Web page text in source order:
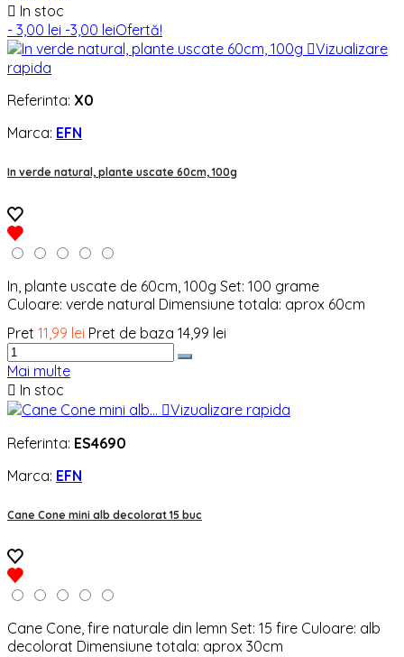
 In stoc
- 3,00 lei -3,00 leiOfertă!
Vizualizare
rapida
Referinta: X0
Marca: EFN
In verde natural, plante uscate 60cm, 100g
In, plante uscate de 60cm, 100g Set: 100 grame
Culoare: verde natural Dimensiune totala: aprox 60cm
Pret 11,99 lei Pret de baza 14,99 lei
Mai multe
 In stoc
Vizualizare rapida
Referinta: ES4690
Marca: EFN
Cane Cone mini alb decolorat 15 buc
Cane Cone, fire naturale din lemn Set: 15 fire Culoare: alb
decolorat Dimensiune totala: aprox 30cm